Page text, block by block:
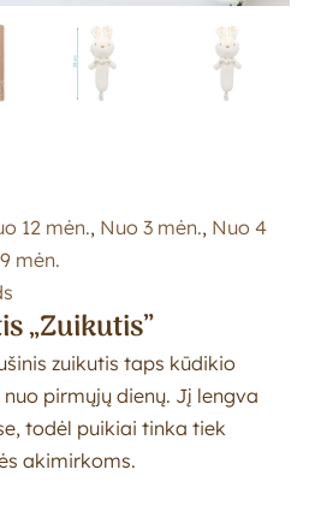
12 mėn., Nuo 3 mėn., Nuo 4
mėn.
„Zuikutis”
zuikutis taps kūdikio
pirmųjų dienų. Jį lengva
todėl puikiai tinka tiek
akimirkoms.